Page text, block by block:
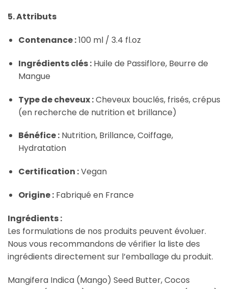
5. Attributs
Contenance :100 ml / 3.4 fl.oz
Ingrédients clés :Huile de Passiflore, Beurre de
Mangue
Type de cheveux :Cheveux bouclés, frisés, crépus
(en recherche de nutrition et brillance)
Bénéfice :Nutrition, Brillance, Coiffage,
Hydratation
Certification :Vegan
Origine :Fabriqué en France
Ingrédients :
Les formulations de nos produits peuvent évoluer.
Nous vous recommandons de vérifier la liste des
ingrédients directement sur l’emballage du produit.
Mangifera Indica (Mango) Seed Butter, Cocos